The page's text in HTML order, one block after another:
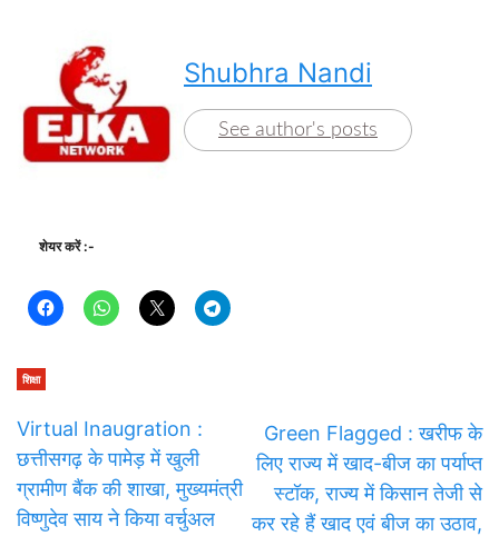
Shubhra Nandi
See author's posts
शेयर करें :-
शिक्षा
Virtual Inaugration :
छत्तीसगढ़ के पामेड़ में खुली
ग्रामीण बैंक की शाखा, मुख्यमंत्री
विष्णुदेव साय ने किया वर्चुअल
Green Flagged : खरीफ के
लिए राज्य में खाद-बीज का पर्याप्त
स्टॉक, राज्य में किसान तेजी से
कर रहे हैं खाद एवं बीज का उठाव,